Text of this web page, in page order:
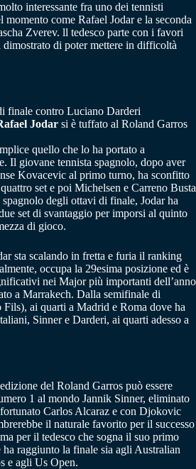
interessante fra uno dei tennisti
come Rafael Jodar e la seconda
Zverev. ll tedesco parte con i favori
dimostrato di poter mettere in difficoltà
finale contro Luciano Darderi
Jodar si è tuffato al Roland Garros
quello che lo ha portato a
Il giovane tennista spagnolo, dopo aver
Kovacevic al primo turno, ha sconfitto
set e poi Michelsen e Carreno Busta
degli ottavi di finale, Jodar ha
set di svantaggio per imporsi al quinto
di gioco.
sta scalando in fretta e furia il ranking
occupa la 29esima posizione ed è
nei Major più importanti dell’anno
a Marrakech. Dalla semifinale di
ai quarti a Madrid e Roma dove ha
Sinner e Darderi, ai quarti adesso a
del Roland Garros può essere
1 al mondo Jannik Sinner, eliminato
Carlos Alcaraz e con Djokovic
il naturale favorito per il successo
per il tedesco che sogna il suo primo
raggiunto la finale sia agli Australian
e agli Us Open.